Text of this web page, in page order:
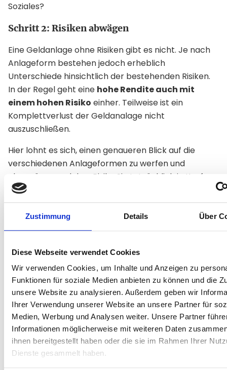
Zustimmung Details Über
Diese Webseite verwendet Cookies
Wir verwenden Cookies, um Inhalte und Anzeigen zu
Funktionen für soziale Medien anbieten zu können und die
unsere Website zu analysieren. Außerdem geben wir
Ihrer Verwendung unserer Website an unsere Partner für
Medien, Werbung und Analysen weiter. Unsere Partner
Informationen möglicherweise mit weiteren Daten
ihnen bereitgestellt haben oder die sie im Rahmen Ihrer
Dienste gesammelt haben.
Soziales?
Schritt 2: Risiken abwägen
Eine Geldanlage ohne Risiken gibt es nicht. Je nach
Anlageform bestehen jedoch erheblich
Unterschiede hinsichtlich der bestehenden Risiken.
In der Regel geht eine hohe Rendite auch mit
einem hohen Risiko einher. Teilweise ist ein
Komplettverlust der Geldanalage nicht
auszuschließen.
Hier lohnt es sich, einen genaueren Blick auf die
verschiedenen Anlageformen zu werfen und
abzuwägen, welches Risiko Sie tatsächlich in Kauf
nehmen möchten.
Schritt 3: Liquidität prüfen
Abhängig davon, wofür das das angelegte Geld
gedacht ist, ist es teilweise entscheidend, dass es
grundsätzlich: Wer flexibel sein will, muss
Abstriche bei der Rendite machen. Wer wiederum
längere und feste Laufzeiten in Kauf nimmt, kann mit
einer höheren Rendite rechnen und hat überdies
deutlich mehr Wahlmöglichkeiten.
Auch diesbezüglich sollten Sie sich ausgiebig über die
verschiedenen Anlageformen informieren.